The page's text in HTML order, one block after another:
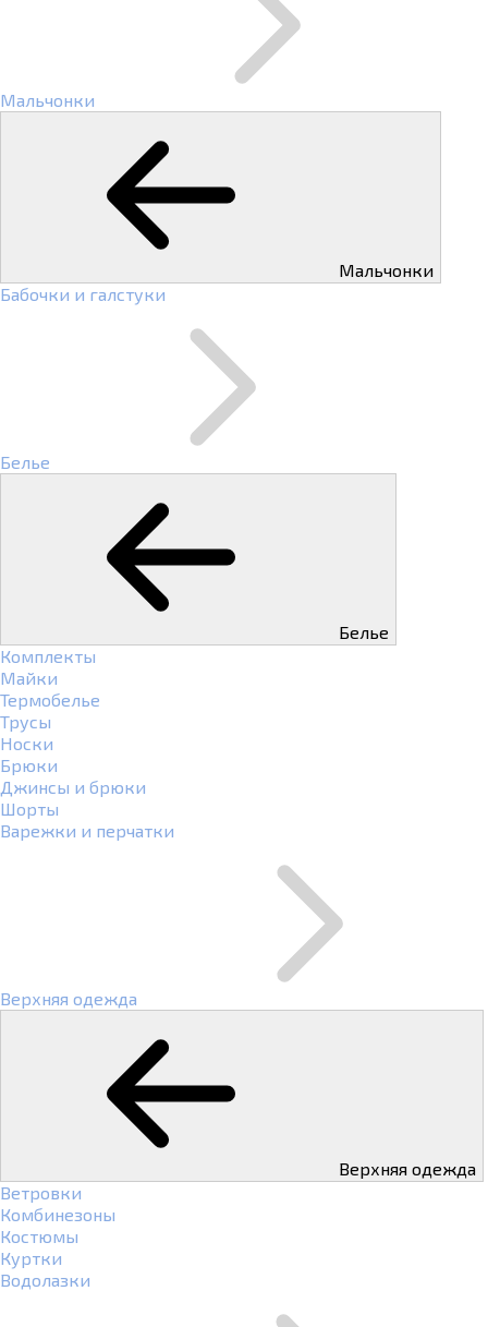
Мальчонки
Мальчонки
Бабочки и галстуки
Белье
Белье
Комплекты
Майки
Термобелье
Трусы
Носки
Брюки
Джинсы и брюки
Шорты
Варежки и перчатки
Верхняя одежда
Верхняя одежда
Ветровки
Комбинезоны
Костюмы
Куртки
Водолазки